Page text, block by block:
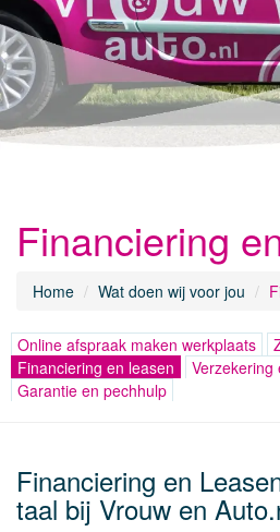
Financiering
Home Wat doen wij voor jou
Online afspraak maken werkplaats
Financiering en leasen
Verzekering
Garantie en pechhulp
Financiering en
taal bij Vrouw en